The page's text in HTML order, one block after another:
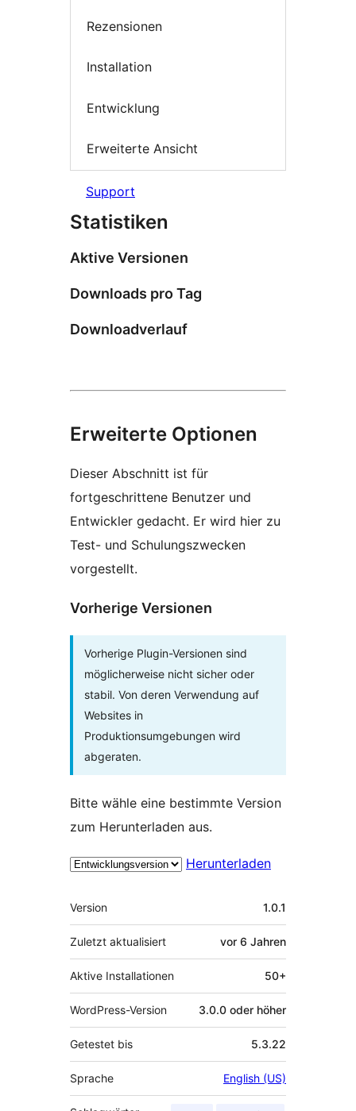
Rezensionen
Installation
Entwicklung
Erweiterte Ansicht
Support
Statistiken
Aktive Versionen
Downloads pro Tag
Downloadverlauf
Erweiterte Optionen
Dieser Abschnitt ist für
fortgeschrittene Benutzer und
Entwickler gedacht. Er wird hier zu
Test- und Schulungszwecken
vorgestellt.
Vorherige Versionen
Vorherige Plugin-Versionen sind
möglicherweise nicht sicher oder
stabil. Von deren Verwendung auf
Websites in
Produktionsumgebungen wird
abgeraten.
Bitte wähle eine bestimmte Version
zum Herunterladen aus.
Herunterladen
Meta
Version 1.0.1
Zuletzt aktualisiert vor 6 Jahren
Aktive Installationen 50+
WordPress-Version 3.0.0 oder höher
Getestet bis 5.3.22
Sprache English (US)